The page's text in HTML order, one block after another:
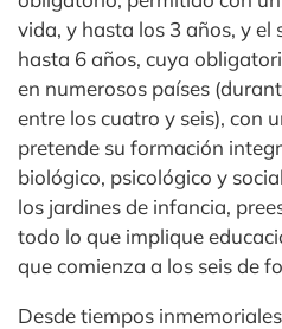
vida, y hasta los 3 años, y el
hasta 6 años, cuya
en numerosos países
entre los cuatro y seis), con
pretende su formación
biológico, psicológico y
los jardines de infancia,
todo lo que implique
que comienza a los seis de
Desde tiempos